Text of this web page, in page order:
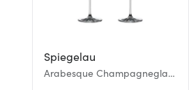
Spiegelau
Arabesque Champagneglas